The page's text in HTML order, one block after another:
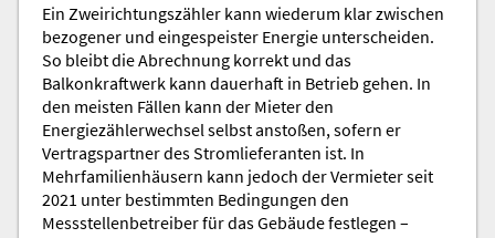
Ein Zweirichtungszähler kann wiederum klar zwischen
bezogener und eingespeister Energie unterscheiden.
So bleibt die Abrechnung korrekt und das
Balkonkraftwerk kann dauerhaft in Betrieb gehen. In
den meisten Fällen kann der Mieter den
Energiezählerwechsel selbst anstoßen, sofern er
Vertragspartner des Stromlieferanten ist. In
Mehrfamilienhäusern kann jedoch der Vermieter seit
2021 unter bestimmten Bedingungen den
Messstellenbetreiber für das Gebäude festlegen –